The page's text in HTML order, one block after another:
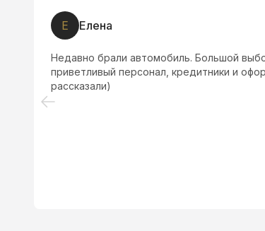
Е Елена
Недавно брали автомобиль. Большой
приветливый персонал, кредитники и
рассказали)